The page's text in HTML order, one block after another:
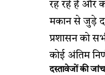
रह रहे हैं और
मकान से जुड़े
प्रशासन को
कोई अंतिम
दस्तावेजों की